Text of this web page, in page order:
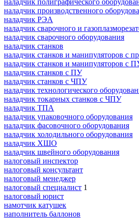
наладчик производственного
наладчик РЭА
наладчик сварочного и
наладчик сварочного оборудования
наладчик станков
наладчик станков и манипуляторов с
наладчик станков и манипуляторов с
наладчик станков с ПУ
наладчик станков с ЧПУ
наладчик технологического
наладчик токарных станков с ЧПУ
наладчик ТПА
наладчик упаковочного оборудования
наладчик фасовочного оборудования
наладчик холодильного оборудования
наладчик ХШО
наладчик швейного оборудования
налоговый инспектор
налоговый консультант
налоговый менеджер
налоговый специалист 1
налоговый юрист
намотчик катушек
наполнитель баллонов